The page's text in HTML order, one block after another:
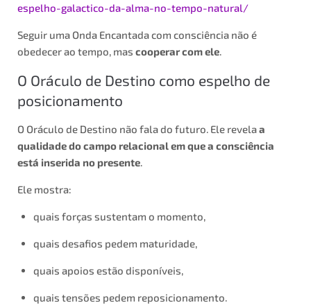
espelho-galactico-da-alma-no-tempo-natural/
Seguir uma Onda Encantada com consciência não é
obedecer ao tempo, mas cooperar com ele.
O Oráculo de Destino como espelho de
posicionamento
O Oráculo de Destino não fala do futuro. Ele revelaa
qualidade do campo relacional em que a consciência
está inserida no presente.
Ele mostra:
quais forças sustentam o momento,
quais desafios pedem maturidade,
quais apoios estão disponíveis,
quais tensões pedem reposicionamento.